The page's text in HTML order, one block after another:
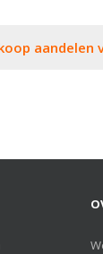
aandelen